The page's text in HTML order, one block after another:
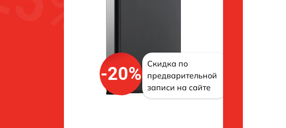
-20%
Скидка по
предварительной
записи на сайте